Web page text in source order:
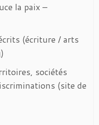
la paix –
(écriture / arts
sociétés
(site de